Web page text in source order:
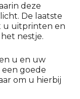
deze
De laatste
u uitprinten en
nestje.
u en uw
goede
om u hierbij